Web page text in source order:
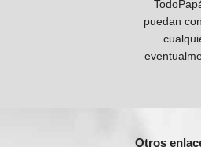
puedan
Otros